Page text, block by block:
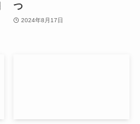
つ
2024年8月17日